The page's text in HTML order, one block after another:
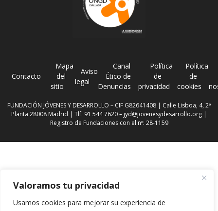
Valoramos tu privacidad
Usamos cookies para mejorar su experiencia de
Contacto
Mapa
del
sitio
Aviso
legal
Canal
Ético de
Denuncias
Política
de
privacidad
Política
de
cookies
FUNDACIÓN JÓVENES Y DESARROLLO – CIF G82641408 | Calle Lisboa, 4, 2ª
Planta 28008 Madrid | Tlf. 91 544 7620 – jyd@jovenesydesarrollo.org |
Registro de Fundaciones con el nº: 28-1159